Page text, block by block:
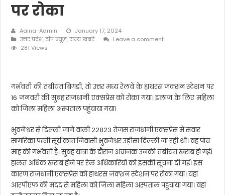
पर रोका
Aaina-Admin
January 17, 2024
उत्तर प्रदेश,टॉप न्यूज़,राज्य खबरें
Leave a comment
281 Views
गर्भवती की तबीयत बिगड़ी, तो उत्तर मध्य रेलवे के हाथरस जंक्शन स्टेशन पर
16 जनवरी की सुबह राजधानी एक्सप्रेस को रोका गया। इलाज के लिए महिला
को जिला महिला अस्पताल पहुंचाया गया।
भुवनेश्वर से दिल्ली जाने वाली 22823 तेजस राजधानी एक्सप्रेस में सवार
सागरिका पत्नी सूर्य कांत निवासी भुवनेश्वर उड़ीसा दिल्ली जा रही थीं। वह पांच
माह की गर्भवती हैं। सुबह यात्रा के दौरान अचानक उनकी तबीयत खराब हो गई।
हालत अधिक खराब होने पर रेल अधिकारियों को इसकी सूचना दी गई। इस
कारण राजधानी एक्सप्रेस को हाथरस जंक्शन स्टेशन पर रोका गया। यहां
आरपीएफ की मदद से महिला को जिला महिला अस्पताल पहुंचाया गया। वहां